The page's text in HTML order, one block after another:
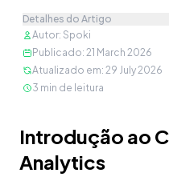
Detalhes do Artigo
Autor: Spoki
Publicado: 21 March 2026
Atualizado em: 29 July 2026
3 min de leitura
Introdução ao
Analytics